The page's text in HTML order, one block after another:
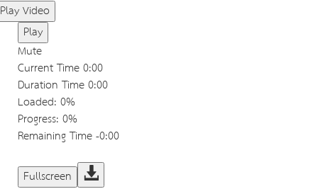
Play Video
Play
Mute
Current Time0:00
Duration Time0:00
Loaded: 0%
Progress: 0%
Remaining Time-0:00
Fullscreen